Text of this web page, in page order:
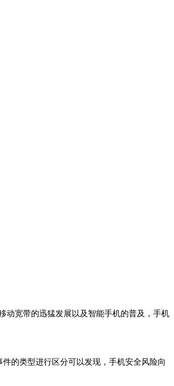
动宽带的迅猛发展以及智能手机的普及，手机
的类型进行区分可以发现，手机安全风险向